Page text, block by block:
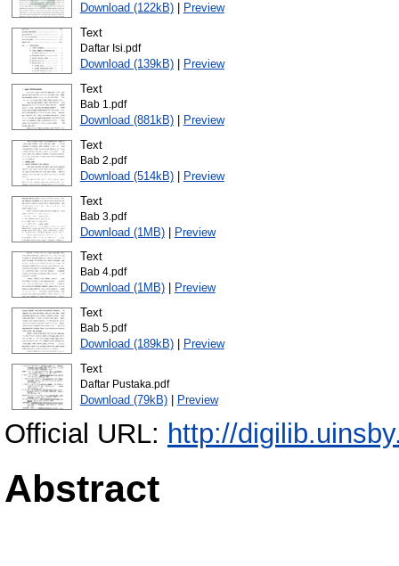
Download (122kB)|
Preview
Text
Daftar Isi.pdf
Download (139kB)|
Preview
Text
Bab 1.pdf
Download (881kB)|
Preview
Text
Bab 2.pdf
Download (514kB)|
Preview
Text
Bab 3.pdf
Download (1MB)| Preview
Text
Bab 4.pdf
Download (1MB)|
Preview
Text
Bab 5.pdf
Download (189kB)|
Preview
Text
Daftar Pustaka.pdf
Download (79kB)| Preview
Official URL: http://
Abstract